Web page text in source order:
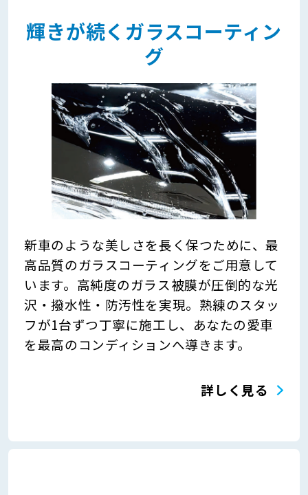
輝きが続くガラスコーティン
グ
新車のような美しさを長く保つために、最
高品質のガラスコーティングをご用意して
います。高純度のガラス被膜が圧倒的な光
沢・撥水性・防汚性を実現。熟練のスタッ
フが1台ずつ丁寧に施工し、あなたの愛車
を最高のコンディションへ導きます。
詳しく見る